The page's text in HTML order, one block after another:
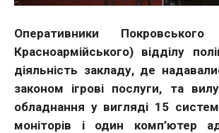
Оперативники
Красноармійського) відділу
діяльність закладу, де
законом ігрові послуги, та
обладнання у вигляді 15
моніторів і один комп’ютер